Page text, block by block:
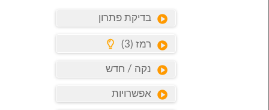
בדיקת פתרון
רמז (3)
נקה / חדש
אפשרויות